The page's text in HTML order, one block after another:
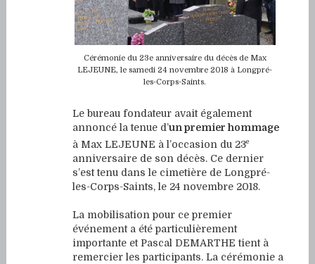
Cérémonie du 23e anniversaire du décès de Max
LEJEUNE, le samedi 24 novembre 2018 à Longpré-
les-Corps-Saints.
Le bureau fondateur avait également
annoncé la tenue d’un premier hommage
à Max LEJEUNE à l’occasion du 23e
anniversaire de son décès. Ce dernier
s’est tenu dans le cimetière de Longpré-
les-Corps-Saints, le 24 novembre 2018.
La mobilisation pour ce premier
événement a été particulièrement
importante et Pascal DEMARTHE tient à
remercier les participants. La cérémonie a